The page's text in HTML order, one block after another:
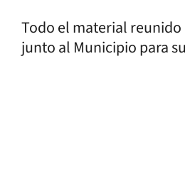
Todo el material
junto al Municipio para